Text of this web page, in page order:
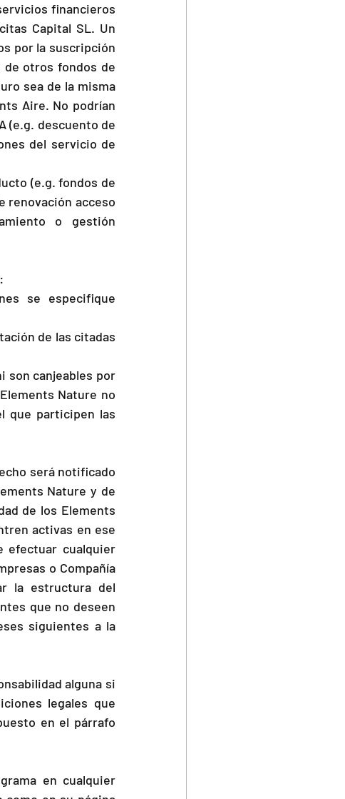
financieros
Capital SL. Un
por la suscripción
otros fondos de
sea de la misma
Aire. No podrían
(e.g. descuento de
del servicio de
(e.g. fondos de
renovación acceso
o gestión
se especifique
de las citadas
son canjeables por
Nature no
que participen las
será notificado
Nature y de
de los Elements
activas en ese
efectuar cualquier
o Compañía
la estructura del
que no deseen
siguientes a la
alguna si
legales que
en el párrafo
en cualquier